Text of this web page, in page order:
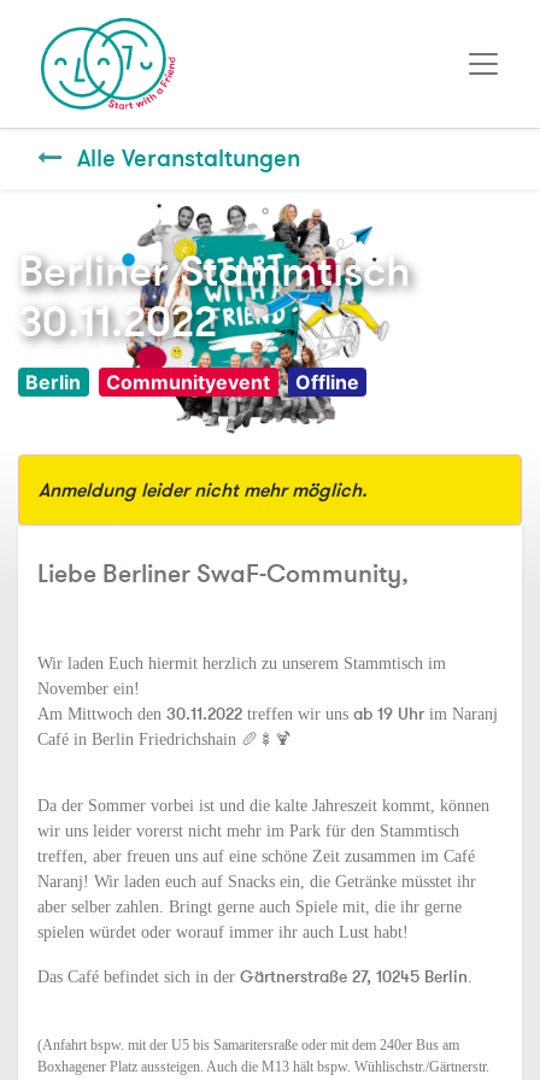
Alle Veranstaltungen
Berliner Stammtisch
30.11.2022
Berlin Communityevent Offline
Anmeldung leider nicht mehr möglich.
Liebe Berliner SwaF-Community,
Wir laden Euch hiermit herzlich zu unserem Stammtisch im
November ein!
Am Mittwoch den 30.11.2022 treffen wir uns ab 19 Uhr im Naranj
Café in Berlin Friedrichshain 🥖🍢🍹
Da der Sommer vorbei ist und die kalte Jahreszeit kommt, können
wir uns leider vorerst nicht mehr im Park für den Stammtisch
treffen, aber freuen uns auf eine schöne Zeit zusammen im Café
Naranj! Wir laden euch auf Snacks ein, die Getränke müsstet ihr
aber selber zahlen. Bringt gerne auch Spiele mit, die ihr gerne
spielen würdet oder worauf immer ihr auch Lust habt!
Das Café befindet sich in der Gärtnerstraße 27, 10245 Berlin.
(Anfahrt bspw. mit der U5 bis Samaritersraße oder mit dem 240er Bus am
Boxhagener Platz aussteigen. Auch die M13 hält bspw. Wühlischstr./Gärtnerstr.